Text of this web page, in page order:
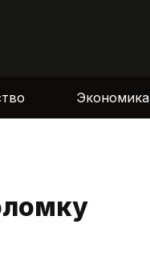
Экономика